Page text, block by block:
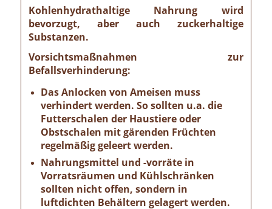
Kohlenhydrathaltige Nahrung wird
bevorzugt, aber auch zuckerhaltige
Substanzen.
Vorsichtsmaßnahmen zur
Befallsverhinderung:
Das Anlocken von Ameisen muss
verhindert werden. So sollten u.a. die
Futterschalen der Haustiere oder
Obstschalen mit gärenden Früchten
regelmäßig geleert werden.
Nahrungsmittel und -vorräte in
Vorratsräumen und Kühlschränken
sollten nicht offen, sondern in
luftdichten Behältern gelagert werden.